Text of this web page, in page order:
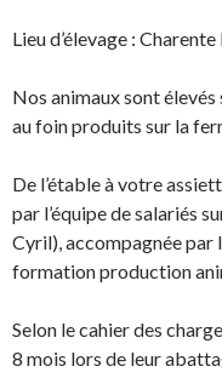
Lieu d’élevage :
Nos animaux sont élevés
au foin produits sur la
De l’étable à votre
par l’équipe de salariés
Cyril), accompagnée par
formation production
Selon le cahier des
8 mois lors de leur